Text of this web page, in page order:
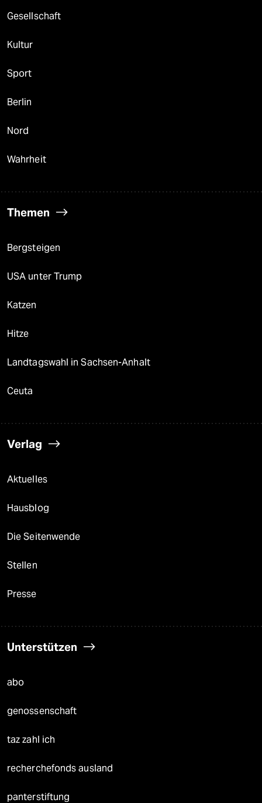
Gesellschaft
Kultur
Sport
Berlin
Nord
Wahrheit
Themen
Bergsteigen
USA unter Trump
Katzen
Hitze
Landtagswahl in Sachsen-Anhalt
Ceuta
Verlag
Aktuelles
Hausblog
Die Seitenwende
Stellen
Presse
Unterstützen
abo
genossenschaft
taz zahl ich
recherchefonds ausland
panterstiftung